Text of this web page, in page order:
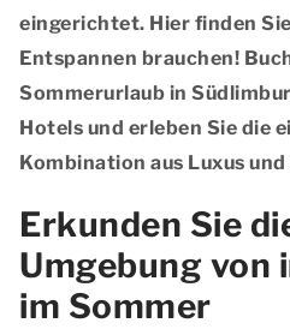
eingerichtet. Hier finden
Entspannen brauchen!
Sommerurlaub in
Hotels und erleben Sie die
Kombination aus Luxus
Erkunden Sie
Umgebung von
im Sommer